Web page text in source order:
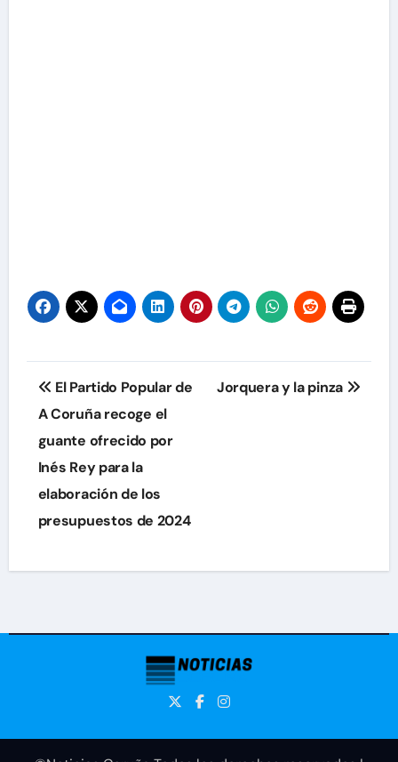
Navegación
de
entradas
El Partido Popular de
A Coruña recoge el
guante ofrecido por
Inés Rey para la
elaboración de los
presupuestos de 2024
Jorquera y la pinza